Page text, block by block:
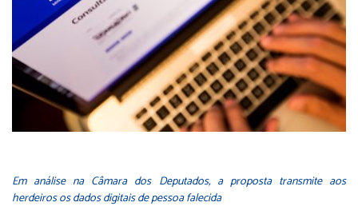
Em análise na Câmara dos Deputados, a proposta transmite aos
herdeiros os dados digitais de pessoa falecida